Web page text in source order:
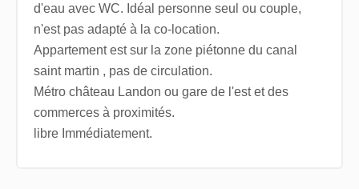
d'eau avec WC. Idéal personne seul ou couple,
n'est pas adapté à la co-location.
Appartement est sur la zone piétonne du canal
saint martin , pas de circulation.
Métro château Landon ou gare de l'est et des
commerces à proximités.
libre Immédiatement.